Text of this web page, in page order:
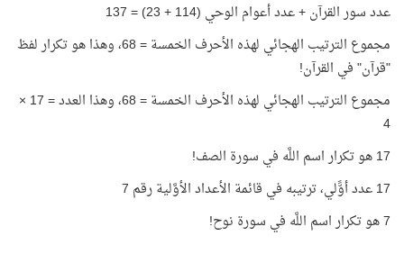
عدد سور القرآن + عدد أعوام الوحي (114 + 23) = 137
مجموع الترتيب الهجائي لهذه الأحرف الخمسة = 68، وهذا هو تكرار لفظ
"قرآن" في القرآن!
مجموع الترتيب الهجائي لهذه الأحرف الخمسة = 68، وهذا العدد = 17 ×
4
17 هو تكرار اسم اللَّه في سورة الصف!
17 عدد أوًّلي، ترتيبه في قائمة الأعداد الأوَّلية رقم 7
7 هو تكرار اسم اللَّه في سورة نوح!